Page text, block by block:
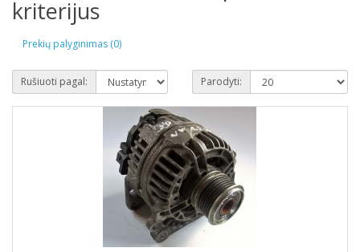
kriterijus
Prekių palyginimas (0)
Rušiuoti pagal: Parodyti: